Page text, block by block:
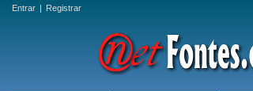
Entrar | Registrar